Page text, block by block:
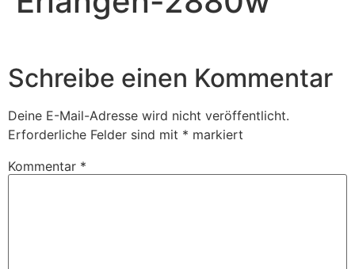
Schreibe einen Kommentar
Deine E-Mail-Adresse wird nicht veröffentlicht.
Erforderliche Felder sind mit * markiert
Kommentar *